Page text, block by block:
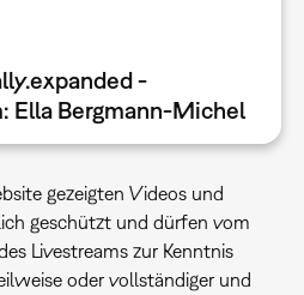
-
Ella Bergmann-Michel
gezeigten Videos und
geschützt und dürfen vom
Livestreams zur Kenntnis
oder vollständiger und